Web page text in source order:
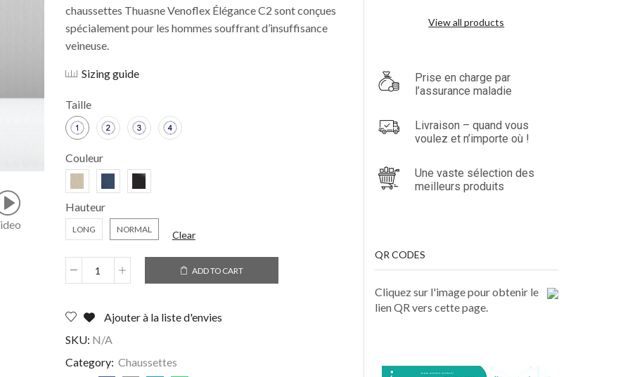
chaussettes Thuasne Venoflex Élégance C2 sont conçues
spécialement pour les hommes souffrant d’insuffisance
veineuse.
Sizing guide
Taille
Couleur
Hauteur
LONG NORMAL Clear
ADD TO CART
Ajouter à la liste d'envies
SKU: N/A
Category: Chaussettes
View all products
Prise en charge par
l’assurance maladie
Livraison – quand vous
voulez et n’importe où !
Une vaste sélection des
meilleurs produits
QR CODES
Cliquez sur l'image pour obtenir le
lien QR vers cette page.